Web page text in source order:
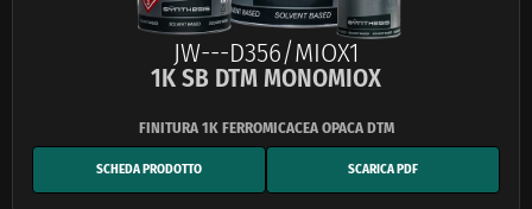
JW---D356/MIOX1
1K SB DTM MONOMIOX
SCHEDA PRODOTTO SCARICA PDF